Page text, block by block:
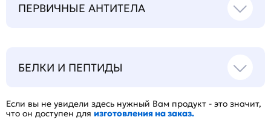
ПЕРВИЧНЫЕ АНТИТЕЛА
БЕЛКИ И ПЕПТИДЫ
Если вы не увидели здесь нужный Вам продукт - это значит,
что он доступен для изготовления на заказ.